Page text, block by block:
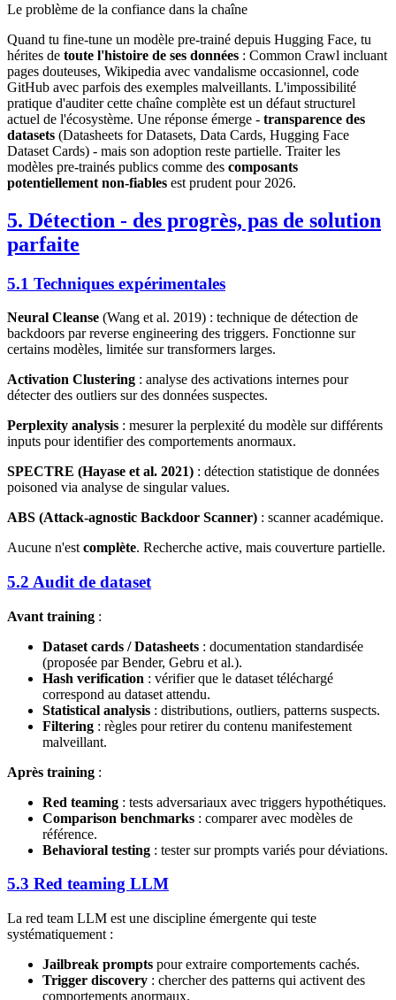
Le problème de la confiance dans la chaîne
Quand tu fine-tune un modèle pre-trainé depuis Hugging Face, tu
hérites de toute l'histoire de ses données : Common Crawl incluant
pages douteuses, Wikipedia avec vandalisme occasionnel, code
GitHub avec parfois des exemples malveillants. L'impossibilité
pratique d'auditer cette chaîne complète est un défaut structurel
actuel de l'écosystème. Une réponse émerge - transparence des
datasets (Datasheets for Datasets, Data Cards, Hugging Face
Dataset Cards) - mais son adoption reste partielle. Traiter les
modèles pre-trainés publics comme des composants
potentiellement non-fiables est prudent pour 2026.
5. Détection - des progrès, pas de solution
parfaite
5.1 Techniques expérimentales
Neural Cleanse (Wang et al. 2019) : technique de détection de
backdoors par reverse engineering des triggers. Fonctionne sur
certains modèles, limitée sur transformers larges.
Activation Clustering : analyse des activations internes pour
détecter des outliers sur des données suspectes.
Perplexity analysis : mesurer la perplexité du modèle sur différents
inputs pour identifier des comportements anormaux.
SPECTRE (Hayase et al. 2021) : détection statistique de données
poisoned via analyse de singular values.
ABS (Attack-agnostic Backdoor Scanner) : scanner académique.
Aucune n'est complète. Recherche active, mais couverture partielle.
5.2 Audit de dataset
Avant training :
Dataset cards / Datasheets : documentation standardisée
(proposée par Bender, Gebru et al.).
Hash verification : vérifier que le dataset téléchargé
correspond au dataset attendu.
Statistical analysis : distributions, outliers, patterns suspects.
Filtering : règles pour retirer du contenu manifestement
malveillant.
Après training :
Red teaming : tests adversariaux avec triggers hypothétiques.
Comparison benchmarks : comparer avec modèles de
référence.
Behavioral testing : tester sur prompts variés pour déviations.
5.3 Red teaming LLM
La red team LLM est une discipline émergente qui teste
systématiquement :
Jailbreak prompts pour extraire comportements cachés.
Trigger discovery : chercher des patterns qui activent des
comportements anormaux.